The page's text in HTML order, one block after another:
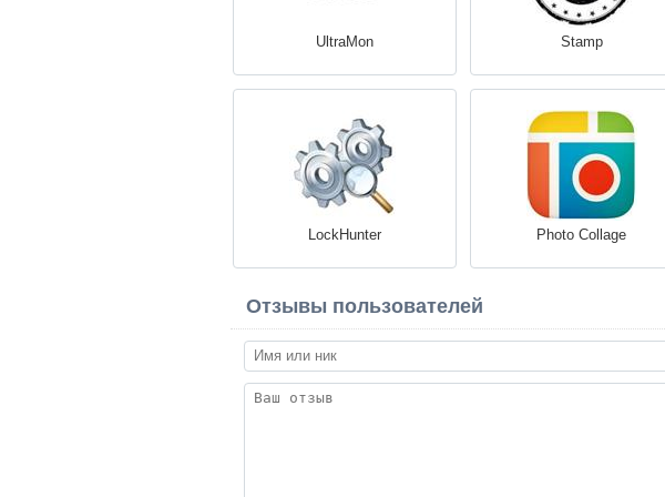
UltraMon Stamp
LockHunter Photo Collage
Отзывы пользователей